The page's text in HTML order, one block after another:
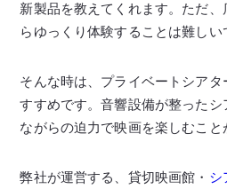
新製品を教えてくれます。ただ
らゆっくり体験することは難しい
そんな時は、プライベートシア
すすめです。音響設備が整ったシ
ながらの迫力で映画を楽しむこと
弊社が運営する、貸切映画館・ シ